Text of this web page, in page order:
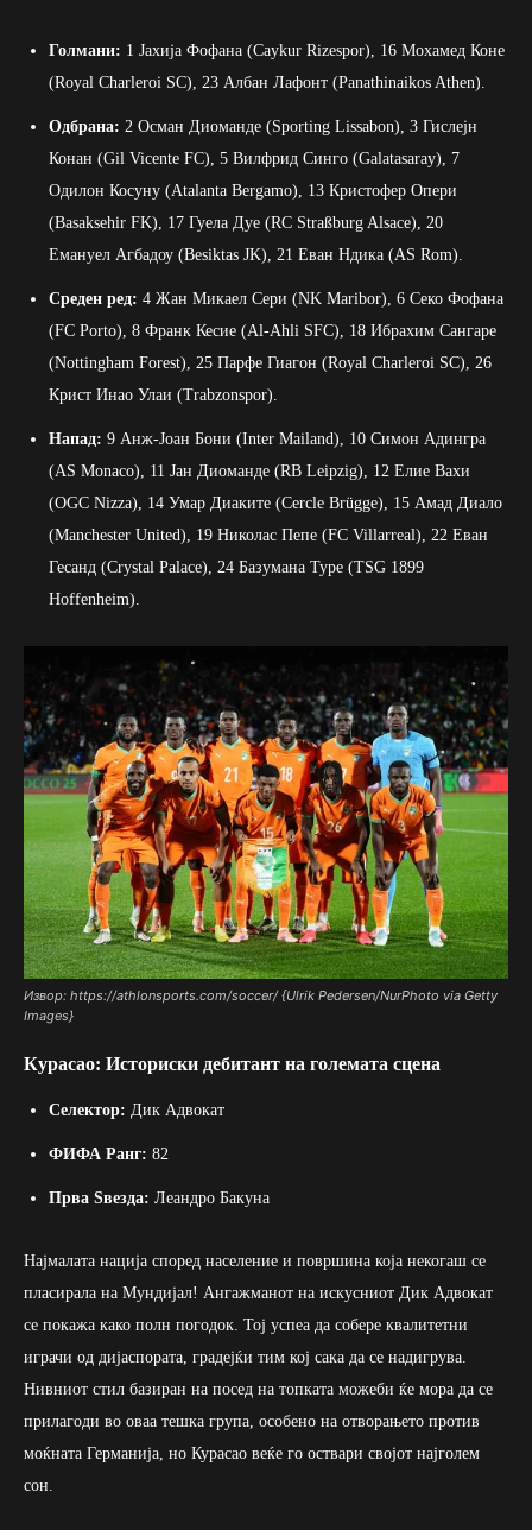
Голмани: 1 Јахија Фофана (Caykur Rizespor), 16 Мохамед Коне
(Royal Charleroi SC), 23 Албан Лафонт (Panathinaikos Athen).
Одбрана: 2 Осман Диоманде (Sporting Lissabon), 3 Гислејн
Конан (Gil Vicente FC), 5 Вилфрид Синго (Galatasaray), 7
Одилон Косуну (Atalanta Bergamo), 13 Кристофер Опери
(Basaksehir FK), 17 Гуела Дуе (RC Straßburg Alsace), 20
Емануел Агбадоу (Besiktas JK), 21 Еван Ндика (AS Rom).
Среден ред: 4 Жан Микаел Сери (NK Maribor), 6 Секо Фофана
(FC Porto), 8 Франк Кесие (Al-Ahli SFC), 18 Ибрахим Сангаре
(Nottingham Forest), 25 Парфе Гиагон (Royal Charleroi SC), 26
Крист Инао Улаи (Trabzonspor).
Напад: 9 Анж-Јоан Бони (Inter Mailand), 10 Симон Адингра
(AS Monaco), 11 Јан Диоманде (RB Leipzig), 12 Елие Вахи
(OGC Nizza), 14 Умар Диаките (Cercle Brügge), 15 Амад Диало
(Manchester United), 19 Николас Пепе (FC Villarreal), 22 Еван
Гесанд (Crystal Palace), 24 Базумана Туре (TSG 1899
Hoffenheim).
Извор: https://athlonsports.com/soccer/ {Ulrik Pedersen/NurPhoto via Getty
Images}
Курасао: Историски дебитант на големата сцена
Селектор: Дик Адвокат
ФИФА Ранг: 82
Прва Ѕвезда: Леандро Бакуна
Најмалата нација според население и површина која некогаш се
пласирала на Мундијал! Ангажманот на искусниот Дик Адвокат
се покажа како полн погодок. Тој успеа да собере квалитетни
играчи од дијаспората, градејќи тим кој сака да се надигрува.
Нивниот стил базиран на посед на топката можеби ќе мора да се
прилагоди во оваа тешка група, особено на отворањето против
моќната Германија, но Курасао веќе го оствари својот најголем
сон.